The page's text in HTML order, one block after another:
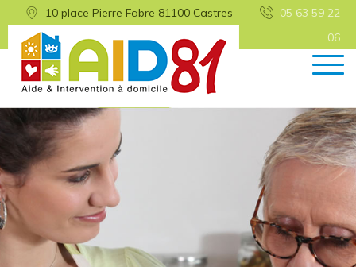
Retour
Equipes
Notre organigramme
Notre équipe logistique
10 place Pierre Fabre 81100 Castres
05 63 59 22
06